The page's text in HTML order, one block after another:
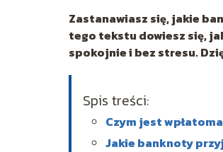
Zastanawiasz się,jakie
tego tekstu dowiesz się,
spokojnie i bez stresu.
Spis treści:
Czym jest
Jakie banknoty